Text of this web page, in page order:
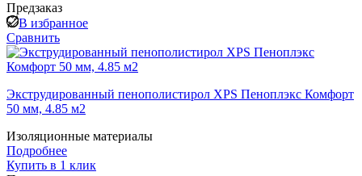
Предзаказ
В избранное
Сравнить
Экструдированный пенополистирол XPS Пеноплэкс Комфорт
50 мм, 4.85 м2
Изоляционные материалы
Подробнее
Купить в 1 клик